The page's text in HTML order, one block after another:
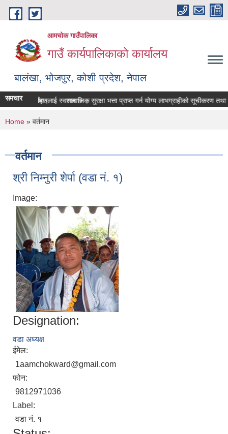
Skip to main content
आमचोक गाउँपालिका
गाउँ कार्यपालिकाको कार्यालय
बालंखा, भोजपुर, कोशी प्रदेश, नेपाल
मा यहाँहरुलाई स्वागत छ ।
समचार
गर्ने सम्बन्धमा। सामाजिक सुरक्षा भत्ता प्राप्‍त गर्न योग्य लाभग्राहीको सूचीकरण तथा
You are here
Home » वर्तमान
वर्तमान
श्री निम्नुरी शेर्पा (वडा नं. १)
Image:
Designation:
वडा अध्यक्ष
ईमेल:
1aamchokward@gmail.com
फोन:
9812971036
Label:
वडा नं. १